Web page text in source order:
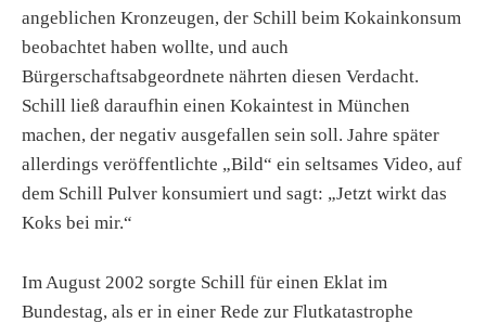
angeblichen Kronzeugen, der Schill beim Kokainkonsum
beobachtet haben wollte, und auch
Bürgerschaftsabgeordnete nährten diesen Verdacht.
Schill ließ daraufhin einen Kokaintest in München
machen, der negativ ausgefallen sein soll. Jahre später
allerdings veröffentlichte „Bild“ ein seltsames Video, auf
dem Schill Pulver konsumiert und sagt: „Jetzt wirkt das
Koks bei mir.“
Im August 2002 sorgte Schill für einen Eklat im
Bundestag, als er in einer Rede zur Flutkatastrophe